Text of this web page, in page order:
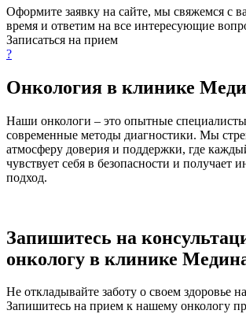
Оформите заявку на сайте, мы свяжемся с
время и ответим на все интересующие
Записаться на прием
?
Онкология в клинике
Наши онкологи – это опытные
современные методы диагностики. Мы
атмосферу доверия и поддержки, где
чувствует себя в безопасности и получает
подход.
Запишитесь на
онкологу в клинике
Не откладывайте заботу о своем здоровье
Запишитесь на прием к нашему онкологу